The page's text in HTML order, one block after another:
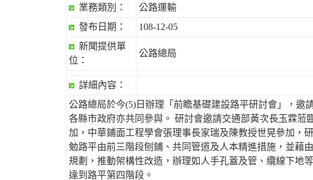
婆
汽
業務類別：
公路運輸
發布日期：
108-12-05
新聞提供單
位：
公路總局
詳細內容：
公路總局於今(5)日辦理「前瞻基礎建設路平研討會」，邀
各縣市政府亦共同參與。 研討會邀請交通部黃次長玉霖蒞
加，中華鋪面工程學會張理事長家瑞及陳教授世晃參加，
勉路平由前三階段刨鋪、共同管道及人本精進措施，並藉
規劃，推動架構性改造，辦理如人手孔蓋及管、纜線下地
達到路平第四階段。